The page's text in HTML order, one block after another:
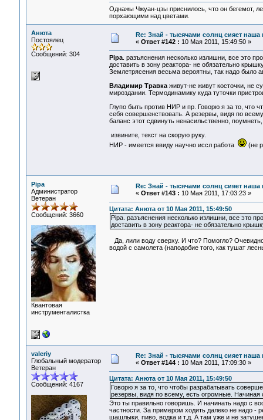
Однажы Чжуан-цзы приснилось, что он бегемот,
порхающими над цветами.
Анюта
Постоялец
Сообщений: 304
Re: Знай - тысячами солнц сияет наша
« Ответ #142 : 10 Мая 2011, 15:49:50 »
Pipa. разъяснения несколько излишни, все это
доставить в зону реактора- не обязательно
Землетрясения весьма вероятны, так надо было
Владимир Травкаживут-не живут косточки, не
мироздании. Термодинамику куда туточки
Глупо быть против НИР и пр. Говорю я за то, что
себя совершенствовать. А резервы, видя по
баланс этот сдвинуть ненасильственно,
извините, текст на скорую руку.
НИР - имеется ввиду научно иссл работа
(не
Pipa
Администратор
Ветеран
Сообщений: 3660
Квантовая
инструменталистка
Re: Знай - тысячами солнц сияет наша
« Ответ #143 : 10 Мая 2011, 17:03:23 »
Цитата: Анюта от 10 Мая 2011, 15:49:50
Pipa. разъяснения несколько излишни, все это
доставить в зону реактора- не обязательно
Да, лили воду сверху. И что? Помогло?
водой с самолета (наподобие того, как тушат
valeriy
Глобальный модератор
Ветеран
Сообщений: 4167
Re: Знай - тысячами солнц сияет наша
« Ответ #144 : 10 Мая 2011, 17:09:30 »
Цитата: Анюта от 10 Мая 2011, 15:49:50
Говорю я за то, что чтобы разрабатывать
резервы, видя по всему, есть огромные. Начиная
Это ты правильно говоришь. И начинать надо с
частности. За примером ходить далеко не надо -
шашлыки, пиво, водка и т.д. А там уже и не